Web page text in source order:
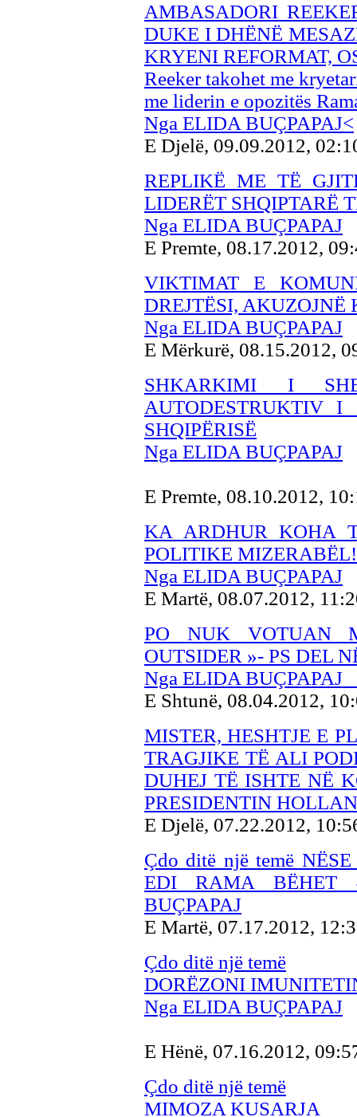
AMBASADORI
DUKE I DHËNË
KRYENI REFORMAT,
Reeker takohet me
me liderin e opozitës
Nga ELIDA BUÇPAPAJ<
E Djelë, 09.09.2012,
REPLIKË ME TË
LIDERËT SHQIPTARË
Nga ELIDA BUÇPAPAJ
E Premte, 08.17.2012,
VIKTIMAT E
DREJTËSI, AKUZOJNË
Nga ELIDA BUÇPAPAJ
E Mërkurë, 08.15.2012,
SHKARKIMI I
AUTODESTRUKTIV
SHQIPËRISË
Nga ELIDA BUÇPAPAJ
E Premte, 08.10.2012,
KA ARDHUR KOHA
POLITIKE MIZERABËL!
Nga ELIDA BUÇPAPAJ
E Martë, 08.07.2012,
PO NUK VOTUAN
OUTSIDER »- PS DEL
Nga ELIDA BUÇPAPAJ
E Shtunë, 08.04.2012,
MISTER, HESHTJE E
TRAGJIKE TË ALI
DUHEJ TË ISHTE NË
PRESIDENTIN
E Djelë, 07.22.2012,
Çdo ditë një temë
EDI RAMA
BUÇPAPAJ
E Martë, 07.17.2012,
Çdo ditë një temë
DORËZONI
Nga ELIDA BUÇPAPAJ
E Hënë, 07.16.2012,
Çdo ditë një temë
MIMOZA KUSARJA